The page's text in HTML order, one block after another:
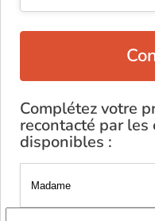
Complétez votre
recontacté par
disponibles :